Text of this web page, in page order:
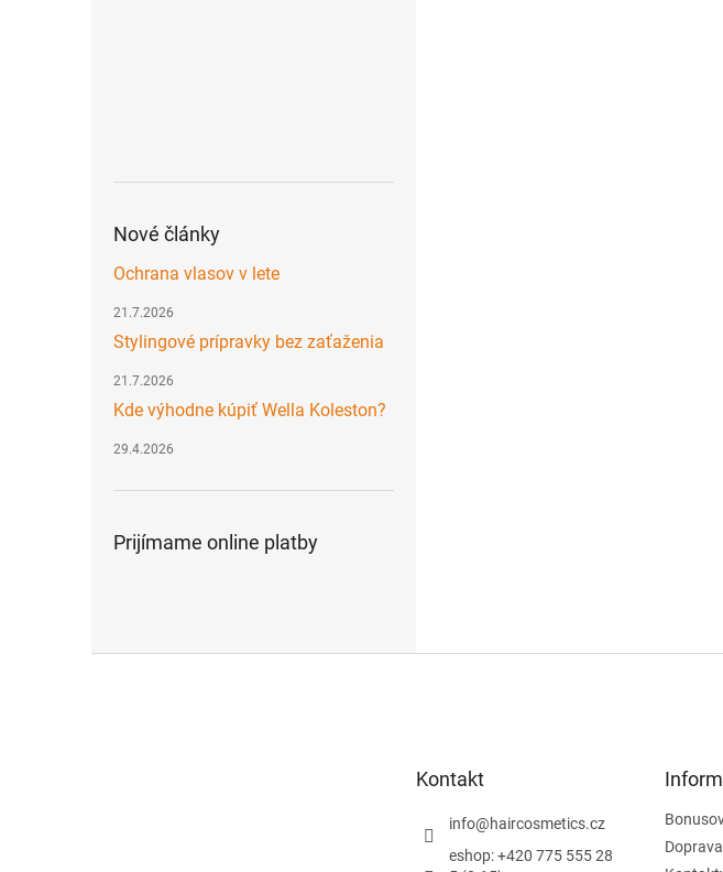
Nové články
Ochrana vlasov v lete
21.7.2026
Stylingové prípravky bez zaťaženia
21.7.2026
Kde výhodne kúpiť Wella Koleston?
29.4.2026
Prijímame online platby
Kontakt
info@haircosmetics.cz
eshop: +420 775 555 28
Doprava